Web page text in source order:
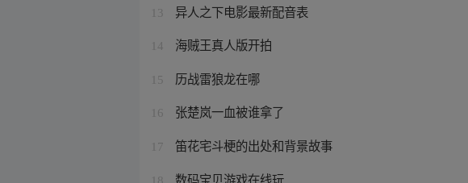
13 异人之下电影最新配音表
14 海贼王真人版开拍
15 历战雷狼龙在哪
16 张楚岚一血被谁拿了
17 笛花宅斗梗的出处和背景故事
18 数码宝贝游戏在线玩